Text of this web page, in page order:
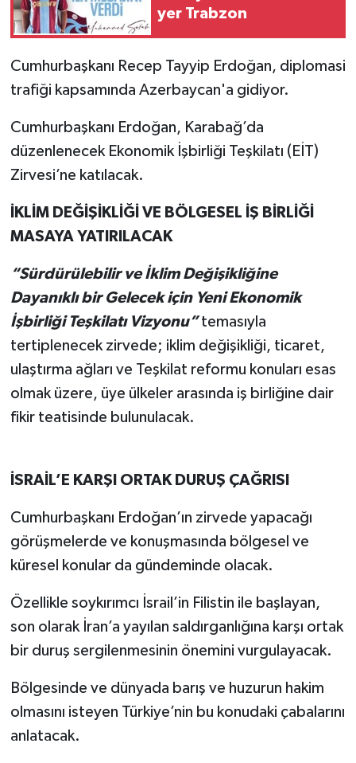
yer Trabzon
Cumhurbaşkanı Recep Tayyip Erdoğan, diplomasi
trafiği kapsamında Azerbaycan'a gidiyor.
Cumhurbaşkanı Erdoğan, Karabağ’da
düzenlenecek Ekonomik İşbirliği Teşkilatı (EİT)
Zirvesi’ne katılacak.
İKLİM DEĞİŞİKLİĞİ VE BÖLGESEL İŞ BİRLİĞİ
MASAYA YATIRILACAK
“Sürdürülebilir ve İklim Değişikliğine
Dayanıklı bir Gelecek için Yeni Ekonomik
İşbirliği Teşkilatı Vizyonu”temasıyla
tertiplenecek zirvede; iklim değişikliği, ticaret,
ulaştırma ağları ve Teşkilat reformu konuları esas
olmak üzere, üye ülkeler arasında iş birliğine dair
fikir teatisinde bulunulacak.
İSRAİL’E KARŞI ORTAK DURUŞ ÇAĞRISI
Cumhurbaşkanı Erdoğan’ın zirvede yapacağı
görüşmelerde ve konuşmasında bölgesel ve
küresel konular da gündeminde olacak.
Özellikle soykırımcı İsrail’in Filistin ile başlayan,
son olarak İran’a yayılan saldırganlığına karşı ortak
bir duruş sergilenmesinin önemini vurgulayacak.
Bölgesinde ve dünyada barış ve huzurun hakim
olmasını isteyen Türkiye’nin bu konudaki çabalarını
anlatacak.